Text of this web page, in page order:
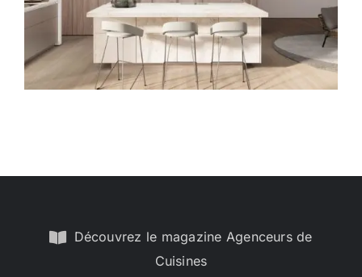
Découvrez le magazine Agenceurs de
Cuisines